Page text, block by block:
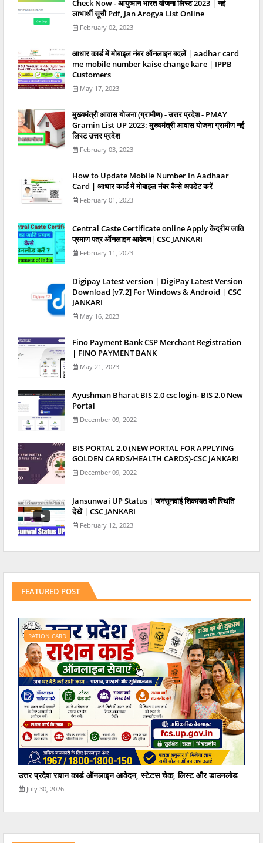
Check Now - आयुष्मान भारत योजना लिस्ट 2023 | नई
लाभार्थी सूची Pdf, Jan Arogya List Online
February 02, 2023
आधार कार्ड में मोबाइल नंबर ऑनलाइन बदलें | aadhar card
me mobile number kaise change kare | IPPB
Customers
May 17, 2023
मुख्यमंत्री आवास योजना (ग्रामीण) - उत्तर प्रदेश - PMAY
Gramin List UP 2023: मुख्यमंत्री आवास योजना ग्रामीण नई
लिस्ट उत्तर प्रदेश
February 03, 2023
How to Update Mobile Number In Aadhaar
Card | आधार कार्ड में मोबाइल नंबर कैसे अपडेट करें
February 01, 2023
Central Caste Certificate online Apply केंद्रीय जाति
प्रमाण पत्र ऑनलाइन आवेदन| CSC JANKARI
February 11, 2023
Digipay Latest version | DigiPay Latest Version
Download [v7.2] For Windows & Android | CSC
JANKARI
May 16, 2023
Fino Payment Bank CSP Merchant Registration
| FINO PAYMENT BANK
May 21, 2023
Ayushman Bharat BIS 2.0 csc login- BIS 2.0 New
Portal
December 09, 2022
BIS PORTAL 2.0 (NEW PORTAL FOR APPLYING
GOLDEN CARDS/HEALTH CARDS)-CSC JANKARI
December 09, 2022
Jansunwai UP Status | जनसुनवाई शिकायत की स्थिति
देखें | CSC JANKARI
February 12, 2023
FEATURED POST
RATION CARD
उत्तर प्रदेश राशन कार्ड ऑनलाइन आवेदन, स्टेटस चेक, लिस्ट और डाउनलोड
July 30, 2026